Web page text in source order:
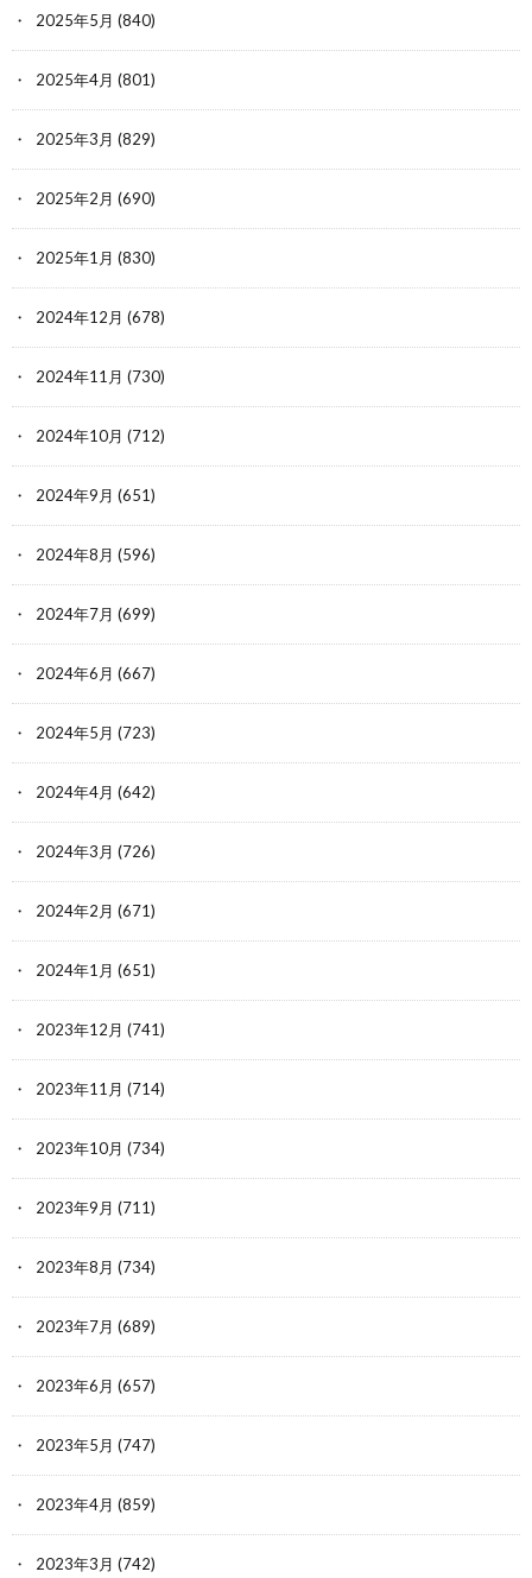
2025年5月 (840)
2025年4月 (801)
2025年3月 (829)
2025年2月 (690)
2025年1月 (830)
2024年12月 (678)
2024年11月 (730)
2024年10月 (712)
2024年9月 (651)
2024年8月 (596)
2024年7月 (699)
2024年6月 (667)
2024年5月 (723)
2024年4月 (642)
2024年3月 (726)
2024年2月 (671)
2024年1月 (651)
2023年12月 (741)
2023年11月 (714)
2023年10月 (734)
2023年9月 (711)
2023年8月 (734)
2023年7月 (689)
2023年6月 (657)
2023年5月 (747)
2023年4月 (859)
2023年3月 (742)